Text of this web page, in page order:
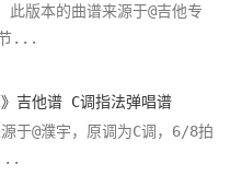
此版本的曲谱来源于@吉他专
节...
吉他谱 C调指法弹唱谱
于@濮宇，原调为C调，6/8拍
...